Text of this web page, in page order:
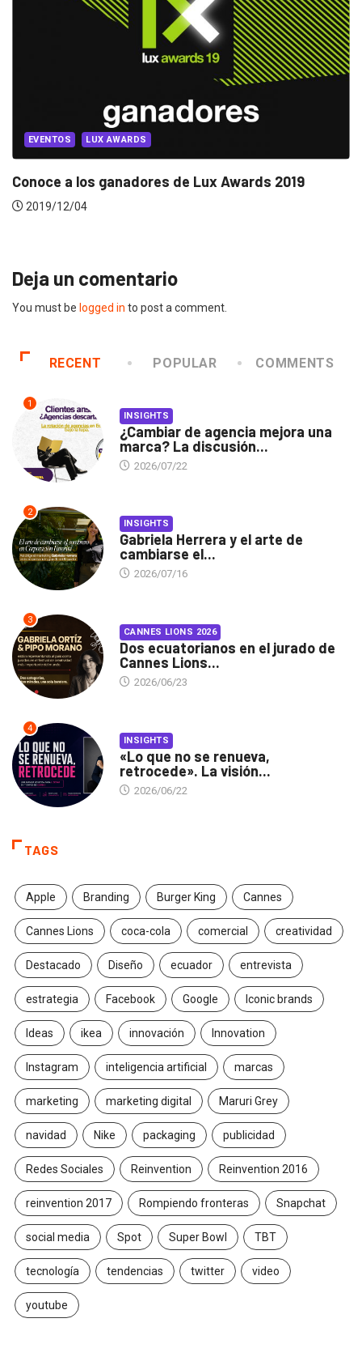
EVENTOS LUX AWARDS
Conoce a los ganadores de Lux Awards 2019
2019/12/04
Deja un comentario
You must be logged in to post a comment.
RECENT POPULAR COMMENTS
1
INSIGHTS
¿Cambiar de agencia mejora una
marca? La discusión...
2026/07/22
2
INSIGHTS
Gabriela Herrera y el arte de
cambiarse el...
2026/07/16
3
CANNES LIONS 2026
Dos ecuatorianos en el jurado de
Cannes Lions...
2026/06/23
4
INSIGHTS
«Lo que no se renueva,
retrocede». La visión...
2026/06/22
TAGS
Apple Branding Burger King Cannes
Cannes Lions coca-cola comercial creatividad
Destacado Diseño ecuador entrevista
estrategia Facebook Google Iconic brands
Ideas ikea innovación Innovation
Instagram inteligencia artificial marcas
marketing marketing digital Maruri Grey
navidad Nike packaging publicidad
Redes Sociales Reinvention Reinvention 2016
reinvention 2017 Rompiendo fronteras Snapchat
social media Spot Super Bowl TBT
tecnología tendencias twitter video
youtube